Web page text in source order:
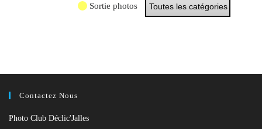
Sortie photos Toutes les catégories
Contactez Nous
Photo Club Déclic'Jalles